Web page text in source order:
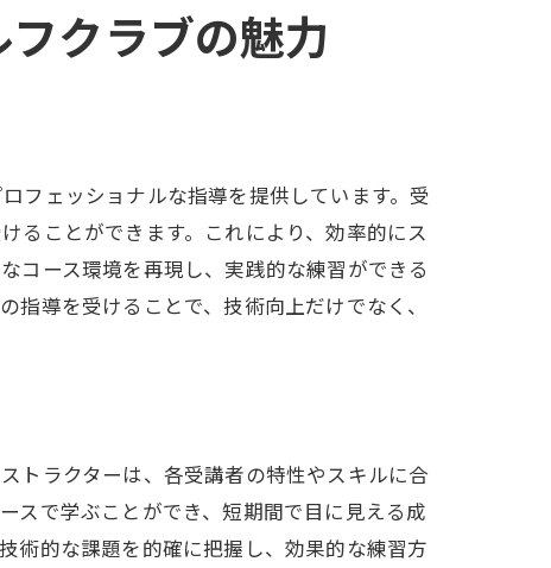
クラブの魅力
フェッショナルな指導を提供しています。受
ることができます。これにより、効率的にス
コース環境を再現し、実践的な練習ができる
導を受けることで、技術向上だけでなく、
トラクターは、各受講者の特性やスキルに合
スで学ぶことができ、短期間で目に見える成
術的な課題を的確に把握し、効果的な練習方